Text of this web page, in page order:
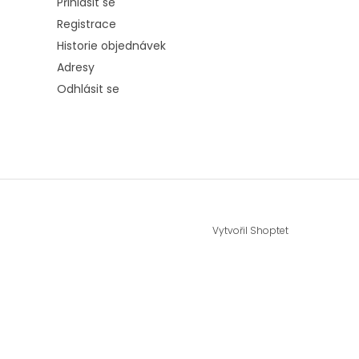
Registrace
Historie objednávek
Adresy
Odhlásit se
Vytvořil Shoptet